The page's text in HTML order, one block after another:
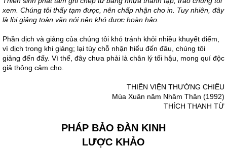
xem. Chúng tôi thấy tạm được, nên chấp nhận cho in. Tuynhiên, đây
là lời giảng toàn văn nói nên khó được hoàn hảo.
Phần dịch và giảng của chúng tôi khó tránh khỏi nhiều khuyết điểm,
vì dịch trong khi giảng; lại tùy chỗ nhận hiểu đến đâu, chúng tôi
giảng đến đấy. Vì thế, đây chưa phải là chân lý tối hậu, mong quí độc
giả thông cảm cho.
THIỀN VIỆN THƯỜNG CHIẾU
Mùa Xuân năm Nhâm Thân (1992)
THÍCH THANH TỪ
PHÁP BẢO ĐÀN KINH
LƯỢC KHẢO